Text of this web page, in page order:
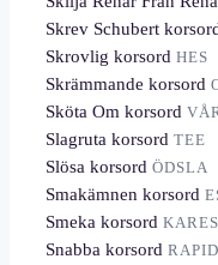
Skrev Schubert
Skrovlig korsord HES
Skrämmande korsord
Sköta Om korsord
Slagruta korsord TEE
Slösa korsord ÖDSLA
Smakämnen korsord
Smeka korsord
Snabba korsord